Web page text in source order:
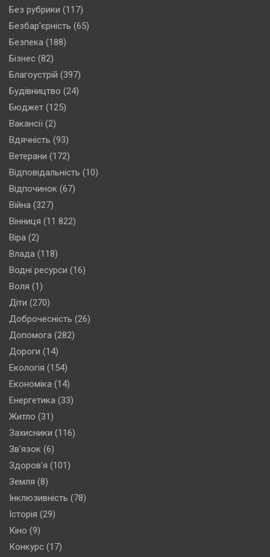
Без рубрики (117)
Безбар'єрність (65)
Безпека (188)
Бізнес (82)
Благоустрій (397)
Будівництво (24)
Бюджет (125)
Вакансії (2)
Вдячність (93)
Ветерани (172)
Відповідальність (10)
Відпочинок (67)
Війна (327)
Вінниця (11 822)
Віра (2)
Влада (118)
Водні ресурси (16)
Воля (1)
Діти (270)
Доброчесність (26)
Допомога (282)
Дороги (14)
Екологія (154)
Економіка (14)
Енергетика (33)
Житло (31)
Захисники (116)
Зв'язок (6)
Здоров'я (101)
Земля (8)
Інклюзивність (78)
Історія (29)
Кіно (9)
Конкурс (17)